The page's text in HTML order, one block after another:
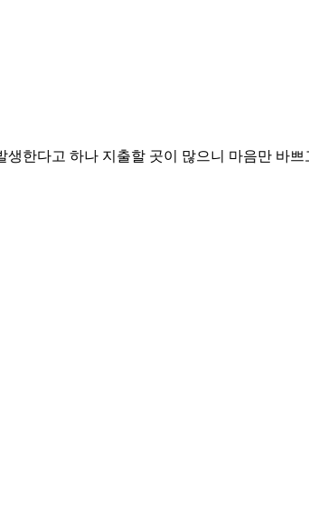
한다고 하나 지출할 곳이 많으니 마음만 바